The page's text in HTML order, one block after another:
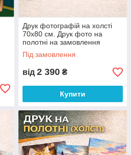
Друк фотографій на холсті
70x80 см. Друк фото на
полотні на замовлення
Під замовлення
від 2 390 ₴
Купити